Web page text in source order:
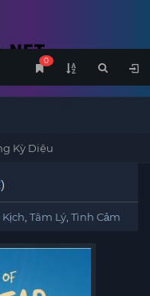
0
Kỳ Diệu
)
Tâm Lý Tình Cảm